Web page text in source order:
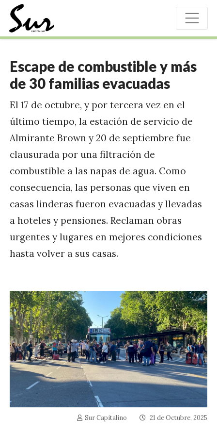
Escape de combustible y más
de 30 familias evacuadas
El 17 de octubre, y por tercera vez en el
último tiempo, la estación de servicio de
Almirante Brown y 20 de septiembre fue
clausurada por una filtración de
combustible a las napas de agua. Como
consecuencia, las personas que viven en
casas linderas fueron evacuadas y llevadas
a hoteles y pensiones. Reclaman obras
urgentes y lugares en mejores condiciones
hasta volver a sus casas.
Sur Capitalino 21 de Octubre, 2025